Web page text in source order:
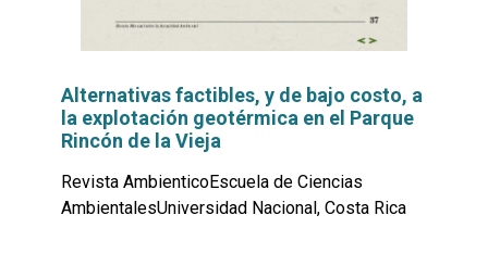
Alternativas factibles, y de bajo costo, a
la explotación geotérmica en el Parque
Rincón de la Vieja
Revista AmbienticoEscuela de Ciencias
AmbientalesUniversidad Nacional, Costa Rica